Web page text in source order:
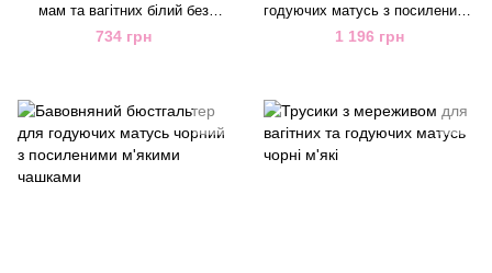
мам та вагітних білий без
кісточок
734 грн
годуючих матусь з посиленими
чашками
1 196 грн